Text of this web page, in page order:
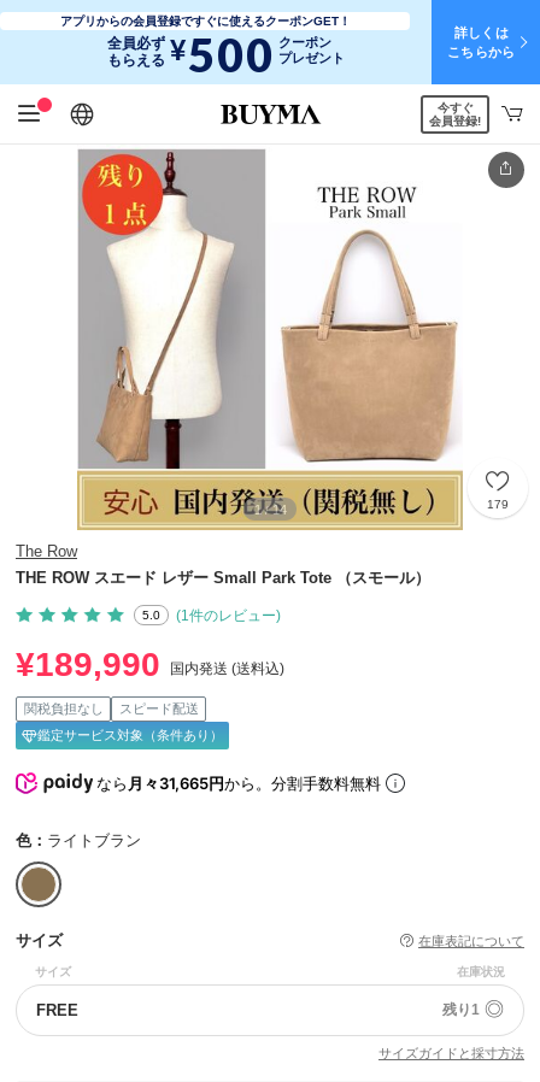
アプリからの会員登録ですぐに使えるクーポンGET！
全員必ず
もらえる ¥500 クーポン
プレゼント
詳しくは
こちらから
日本語
English
简体中文
繁體中文
今すぐ
会員登録!
1 / 14 179
The Row
THE ROW スエード レザー Small Park Tote （スモール）
5.0 (1件のレビュー)
¥189,990 国内発送 (送料込)
関税負担なし
スピード配送
鑑定サービス対象（条件あり）
なら 月々31,665円から。分割手数料無料
色： ライトブラン
サイズ 在庫表記について
サイズ 在庫状況
FREE 残り1 ◎
サイズガイドと採寸方法